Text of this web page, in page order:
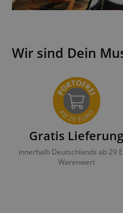
Wir sind Dein
Gratis Lieferung
innerhalb Deutschlands ab 29
Warenwert